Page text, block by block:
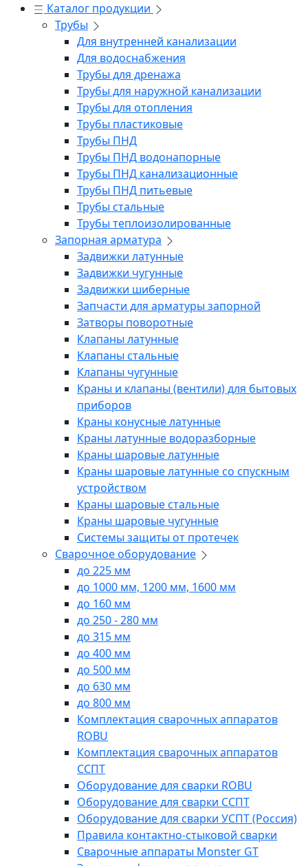
Каталог продукции
Трубы
Для внутренней канализации
Для водоснабжения
Трубы для дренажа
Трубы для наружной канализации
Трубы для отопления
Трубы пластиковые
Трубы ПНД
Трубы ПНД водонапорные
Трубы ПНД канализационные
Трубы ПНД питьевые
Трубы стальные
Трубы теплоизолированные
Запорная арматура
Задвижки латунные
Задвижки чугунные
Задвижки шиберные
Запчасти для арматуры запорной
Затворы поворотные
Клапаны латунные
Клапаны стальные
Клапаны чугунные
Краны и клапаны (вентили) для бытовых
приборов
Краны конусные латунные
Краны латунные водоразборные
Краны шаровые латунные
Краны шаровые латунные со спускным
устройством
Краны шаровые стальные
Краны шаровые чугунные
Системы защиты от протечек
Сварочное оборудование
до 225 мм
до 1000 мм, 1200 мм, 1600 мм
до 160 мм
до 250 - 280 мм
до 315 мм
до 400 мм
до 500 мм
до 630 мм
до 800 мм
Комплектация сварочных аппаратов
ROBU
Комплектация сварочных аппаратов
ССПТ
Оборудование для сварки ROBU
Оборудование для сварки ССПТ
Оборудование для сварки УСПТ (Россия)
Правила контактно-стыковой сварки
Сварочные аппараты Monster GT